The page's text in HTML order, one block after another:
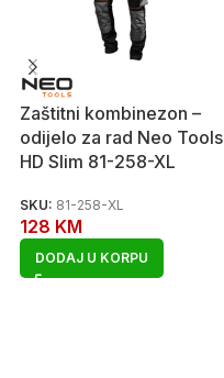
Zaštitni kombinezon –
odijelo za rad Neo Tools
HD Slim 81-258-XL
SKU: 81-258-XL
128 KM
DODAJ U KORPU